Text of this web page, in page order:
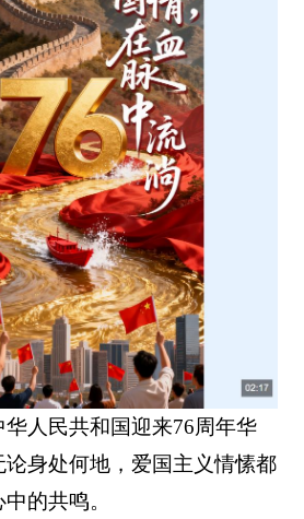
人民共和国迎来76周年华
身处何地，爱国主义情愫都
的共鸣。